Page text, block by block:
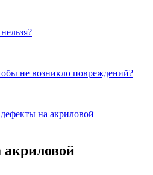
не возникло повреждений?
на акриловой
акриловой